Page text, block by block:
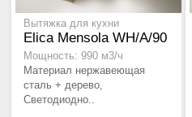
Вытяжка для кухни
Elica Mensola WH/A/90
Мощность: 990 м3/ч
Материал нержавеющая
сталь + дерево,
Светодиодно..